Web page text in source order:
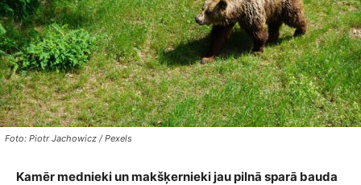
Foto: Piotr Jachowicz / Pexels
Kamēr mednieki un makšķernieki jau pilnā sparā bauda